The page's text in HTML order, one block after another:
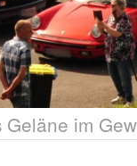
im